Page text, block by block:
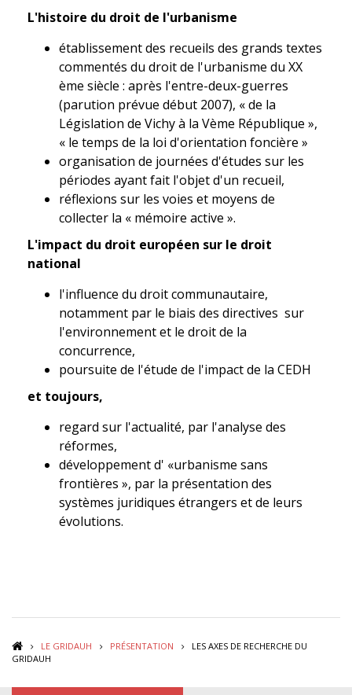
L'histoire du droit de l'urbanisme
établissement des recueils des grands textes
commentés du droit de l'urbanisme du XX
ème siècle : après l'entre-deux-guerres
(parution prévue début 2007), « de la
Législation de Vichy à la Vème République »,
« le temps de la loi d'orientation foncière »
organisation de journées d'études sur les
périodes ayant fait l'objet d'un recueil,
réflexions sur les voies et moyens de
collecter la « mémoire active ».
L'impact du droit européen sur le droit
national
l'influence du droit communautaire,
notamment par le biais des directives sur
l'environnement et le droit de la
concurrence,
poursuite de l'étude de l'impact de la CEDH
et toujours,
regard sur l'actualité, par l'analyse des
réformes,
développement d' «urbanisme sans
frontières », par la présentation des
systèmes juridiques étrangers et de leurs
évolutions.
LE GRIDAUH PRÉSENTATION
LES AXES DE RECHERCHE DU
GRIDAUH